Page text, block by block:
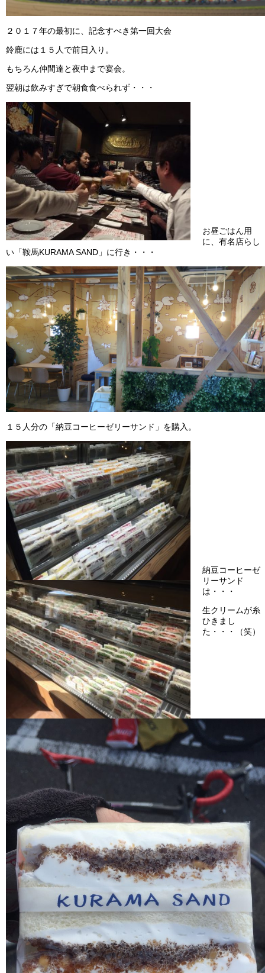
２０１７年の最初に、記念すべき第一回大会
鈴鹿には１５人で前日入り。
もちろん仲間達と夜中まで宴会。
翌朝は飲みすぎで朝食食べられず・・・
お昼ごはん用
に、有名店らし
い「鞍馬KURAMA SAND」に行き・・・
１５人分の「納豆コーヒーゼリーサンド」を購入。
納豆コーヒーゼ
リーサンド
は・・・
生クリームが糸
ひきまし
た・・・（笑）